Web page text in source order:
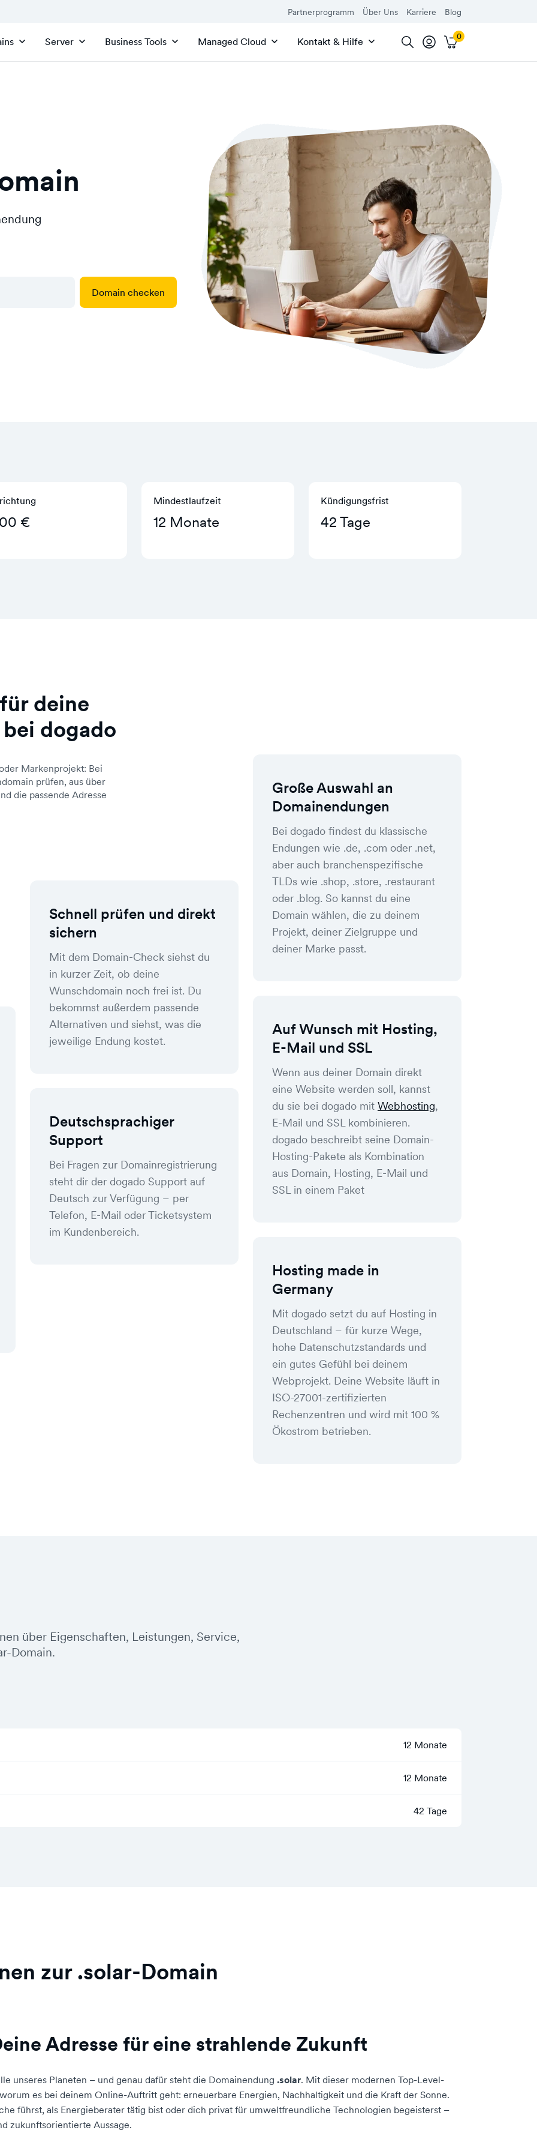
Partnerprogramm Über Uns Karriere Blog
Server Business Tools Managed Cloud Kontakt & Hilfe
Domain checken
€
Mindestlaufzeit
12 Monate
Kündigungs­frist
42 Tage
deine
dogado
Markenprojekt: Bei
prüfen, aus über
die passende Adresse
Schnell prüfen und direkt
sichern
Mit dem Domain-Check siehst du
in kurzer Zeit, ob deine
Wunschdomain noch frei ist. Du
bekommst außerdem passende
Alternativen und siehst, was die
jeweilige Endung kostet.
Deutschsprachiger
Support
Bei Fragen zur Domainregistrierung
steht dir der dogado Support auf
Deutsch zur Verfügung – per
Telefon, E-Mail oder Ticketsystem
im Kundenbereich.
Große Auswahl an
Domainendungen
Bei dogado findest du klassische
Endungen wie .de, .com oder .net,
aber auch branchenspezifische
TLDs wie .shop, .store, .restaurant
oder .blog. So kannst du eine
Domain wählen, die zu deinem
Projekt, deiner Zielgruppe und
deiner Marke passt.
Auf Wunsch mit Hosting,
E-Mail und SSL
Wenn aus deiner Domain direkt
eine Website werden soll, kannst
du sie bei dogado mit Webhosting,
E-Mail und SSL kombinieren.
dogado beschreibt seine Domain-
Hosting-Pakete als Kombination
aus Domain, Hosting, E-Mail und
SSL in einem Paket
Hosting made in
Germany
Mit dogado setzt du auf Hosting in
Deutschland – für kurze Wege,
hohe Datenschutzstandards und
ein gutes Gefühl bei deinem
Webprojekt. Deine Website läuft in
ISO-27001-zertifizierten
Rechenzentren und wird mit 100 %
Ökostrom betrieben.
über Eigenschaften, Leistungen, Service,
Domain.
12 Monate
12 Monate
42 Tage
zur .solar-Domain
Adresse für eine strahlende Zukunft
unseres Planeten – und genau dafür steht die Domainendung .solar. Mit dieser modernen Top-Level-
es bei deinem Online-Auftritt geht: erneuerbare Energien, Nachhaltigkeit und die Kraft der Sonne.
führst, als Energieberater tätig bist oder dich privat für umweltfreundliche Technologien begeisterst –
zukunftsorientierte Aussage.